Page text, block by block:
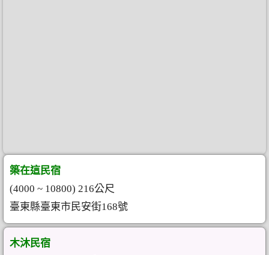
築在這民宿
(4000 ~ 10800) 216公尺
臺東縣臺東市民安街168號
木沐民宿